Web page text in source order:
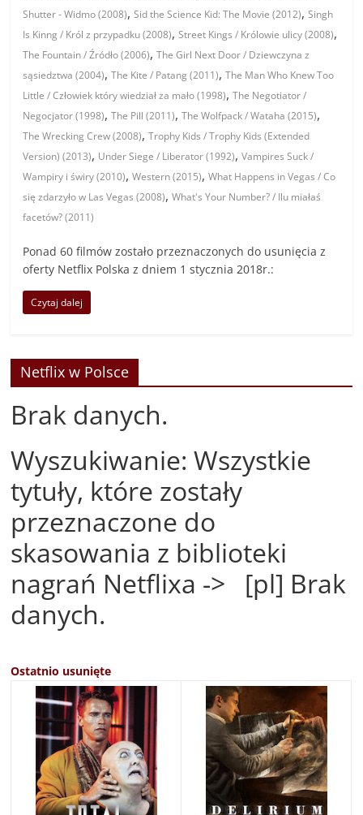
Shutter - Widmo (2008),Sid the Science Kid: The Movie (2012),Singh
Is Kinng / Król z przypadku (2008),Street Kings / Królowie ulicy (2008),
The Fountain / Źródło (2006),The Girl Next Door / Dziewczyna z
sąsiedztwa (2004),The Kite / Patang (2011),The Man Who Knew Too
Little / Człowiek który wiedział za mało (1998),The Negotiator /
Negocjator (1998),The Pill (2011),The Wolfpack / Wataha (2015),
The Wrecking Crew (2008),Trophy Kids / Trophy Kids (Extended
Version) (2013), Under Siege / Liberator (1992),Vampires Suck /
Wampiry i świry (2010),Western (2015),What Happens in Vegas / Co
się zdarzyło w Las Vegas (2008),What's Your Number? / Ilu miałaś
facetów? (2011)
Ponad 60 filmów zostało przeznaczonych do usunięcia z
oferty Netflix Polska z dniem 1 stycznia 2018r.:
Czytaj dalej
Netflix w Polsce
Brak danych.
Wyszukiwanie: Wszystkie
tytuły, które zostały
przeznaczone do
skasowania z biblioteki
nagrań Netflixa -> [pl] Brak
danych.
Ostatnio usunięte